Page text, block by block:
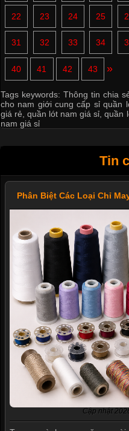
22 23 24 25
31 32 33 34
40 41 42 43 »
Tags keywords:Thông tin chia
cho nam giới cung cấp sỉ quần
giá rẻ ,quần lót nam giá sỉ ,quần
nam giá sỉ
Tin
Phân Biệt Các Loại Chỉ
Cập nhật
Mẫu quần short